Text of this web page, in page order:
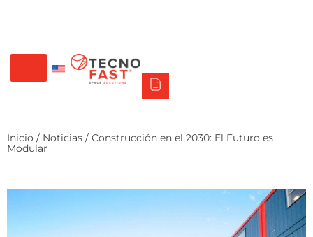
Inicio / Noticias / Construcción en el 2030: El Futuro es
Modular